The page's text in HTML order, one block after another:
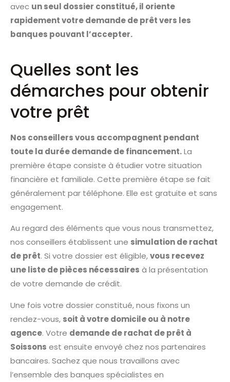
avec un seul dossier constitué, il oriente
rapidement votre demande de prêt vers les
banques pouvant l’accepter.
Quelles sont les
démarches pour obtenir
votre prêt
Nos conseillers vous accompagnent pendant
toute la durée demande de financement.La
première étape consiste à étudier votre situation
financière et familiale. Cette première étape se fait
généralement par téléphone. Elle est gratuite et sans
engagement.
Au regard des éléments que vous nous transmettez,
nos conseillers établissent une simulation de rachat
de prêt. Si votre dossier est éligible,vous recevez
une liste de pièces nécessaires à la présentation
de votre demande de crédit.
Une fois votre dossier constitué, nous fixons un
rendez-vous, soit à votre domicile ou à notre
agence. Votre demande de rachat de prêt à
Soissons est ensuite envoyé chez nos partenaires
bancaires. Sachez que nous travaillons avec
l’ensemble des banques spécialistes en